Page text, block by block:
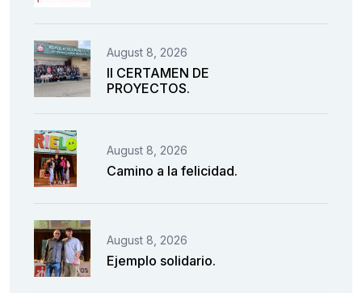
August 8, 2026
II CERTAMEN DE
PROYECTOS.
August 8, 2026
Camino a la felicidad.
August 8, 2026
Ejemplo solidario.